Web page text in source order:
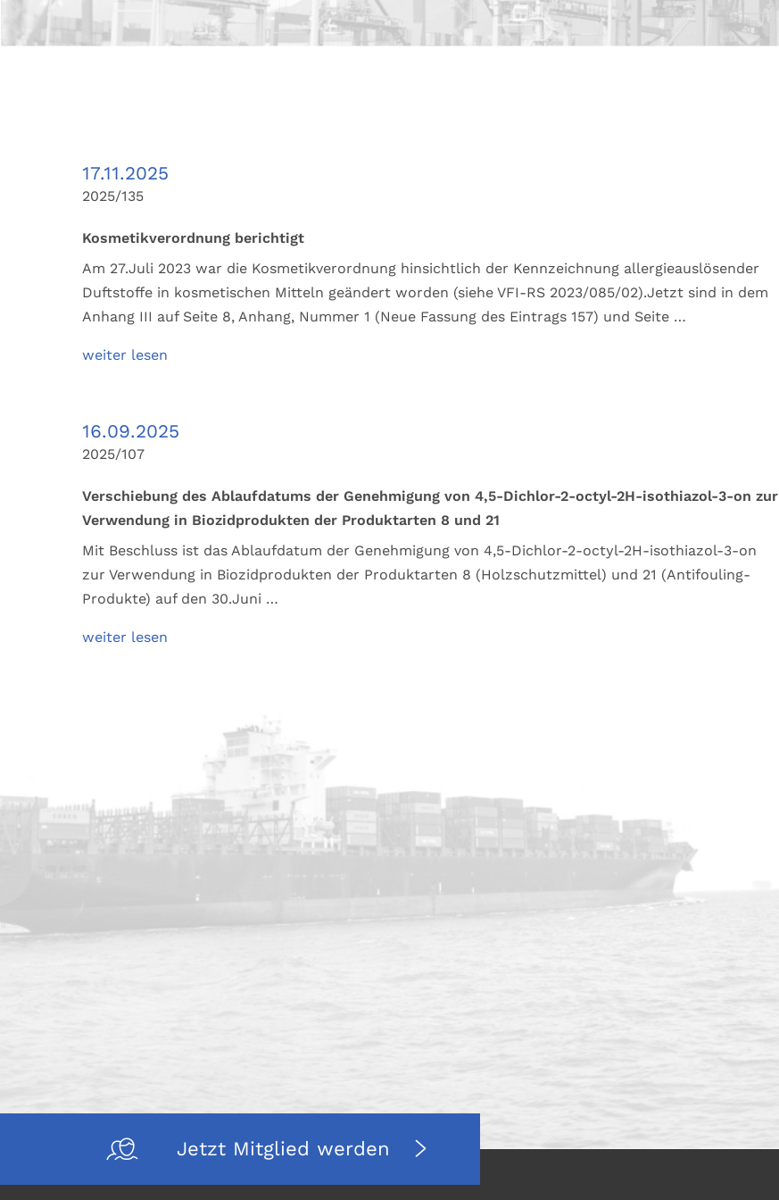
17.11.2025
2025/135
Kosmetikverordnung berichtigt
Am 27.Juli 2023 war die Kosmetikverordnung hinsichtlich der Kennzeichnung allergieauslösender
Duftstoffe in kosmetischen Mitteln geändert worden (siehe VFI-RS 2023/085/02).Jetzt sind in dem
Anhang III auf Seite 8, Anhang, Nummer 1 (Neue Fassung des Eintrags 157) und Seite …
weiter lesen
16.09.2025
2025/107
Verschiebung des Ablaufdatums der Genehmigung von 4,5-Dichlor-2-octyl-2H-isothiazol-3-on zur
Verwendung in Biozidprodukten der Produktarten 8 und 21
Mit Beschluss ist das Ablaufdatum der Genehmigung von 4,5-Dichlor-2-octyl-2H-isothiazol-3-on
zur Verwendung in Biozidprodukten der Produktarten 8 (Holzschutzmittel) und 21 (Antifouling-
Produkte) auf den 30.Juni …
weiter lesen
Jetzt Mitglied werden